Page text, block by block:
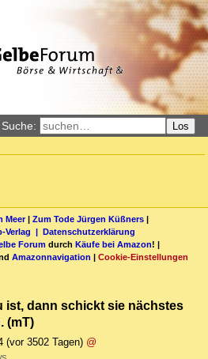
Suche: Los
Meer| Zum Tode Jürgen Küßners |
Verlag | Datenschutzerklärung
Forum durch Käufe bei Amazon! |
Amazonnavigation | Cookie-Einstellungen
ist, dann schickt sie nächstes
(mT)
(vor 3502 Tagen) @